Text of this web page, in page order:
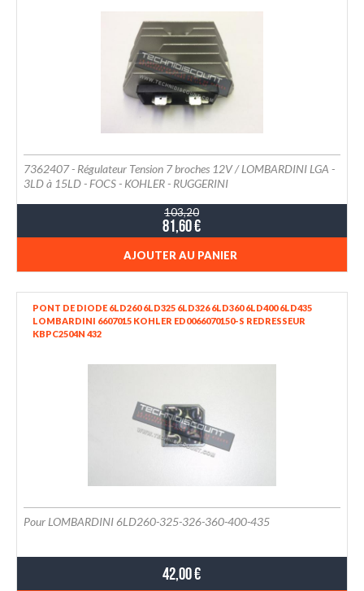
7362407 - Régulateur Tension 7 broches 12V / LOMBARDINI LGA -
3LD à 15LD - FOCS - KOHLER - RUGGERINI
103,20
81,60 €
AJOUTER AU PANIER
PONT DE DIODE 6LD260 6LD325 6LD326 6LD360 6LD400 6LD435
LOMBARDINI 6607015 KOHLER ED0066070150-S REDRESSEUR
KBPC2504N 432
Pour LOMBARDINI 6LD260-325-326-360-400-435
42,00 €